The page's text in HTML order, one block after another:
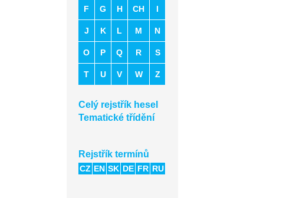
F G H CH I
J K L M N
O P Q R S
T U V W Z
Celý rejstřík hesel
Tematické třídění
Rejstřík termínů
CZ EN SK DE FR RU